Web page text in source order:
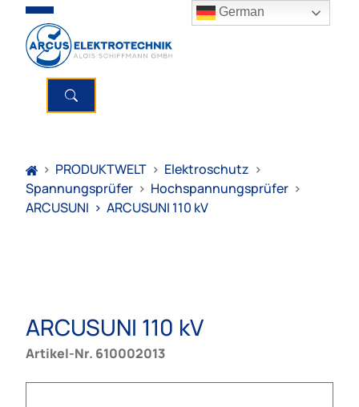
> PRODUKTWELT > Elektroschutz >
Spannungsprüfer > Hochspannungsprüfer >
ARCUSUNI > ARCUSUNI 110 kV
ARCUSUNI 110 kV
Artikel-Nr. 610002013
German